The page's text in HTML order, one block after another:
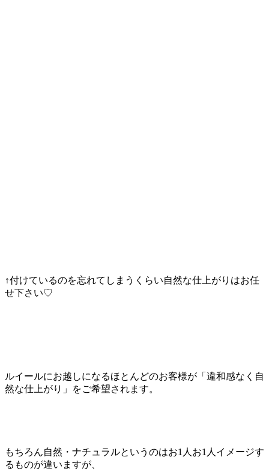
↑付けているのを忘れてしまうくらい自然な仕上がりはお任
せ下さい♡
ルイールにお越しになるほとんどのお客様が「 違和感なく自
然な仕上がり」をご希望されます。
もちろん自然・ ナチュラルというのはお1人お1人イメージす
るものが違いますが